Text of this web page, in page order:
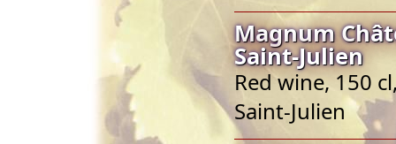
Magnum
Saint-Julien
Red wine, 150
Saint-Julien